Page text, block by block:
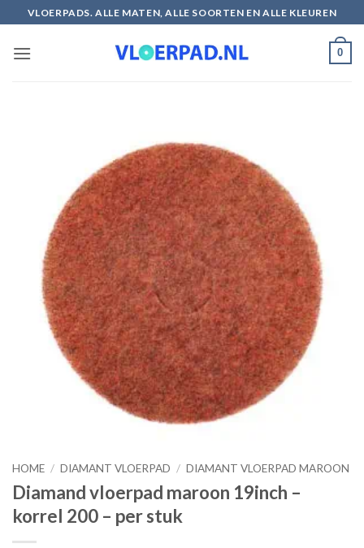
naar
inhoud
VLOERPADS. ALLE MATEN, ALLE SOORTEN EN ALLE KLEUREN
0
HOME / DIAMANT VLOERPAD / DIAMANT VLOERPAD MAROON
Diamand vloerpad maroon 19inch –
korrel 200 – per stuk